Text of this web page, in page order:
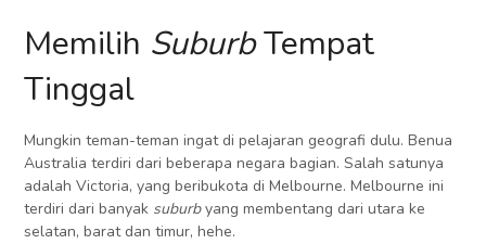
Memilih SuburbTempat
Tinggal
Mungkin teman-teman ingat di pelajaran geografi dulu. Benua
Australia terdiri dari beberapa negara bagian. Salah satunya
adalah Victoria, yang beribukota di Melbourne. Melbourne ini
terdiri dari banyak suburbyang membentang dari utara ke
selatan, barat dan timur, hehe.